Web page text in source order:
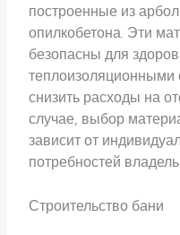
построенные из
опилкобетона. Эти
безопасны для
теплоизоляционными
снизить расходы на
случае, выбор
зависит от
потребностей
Строительство бани